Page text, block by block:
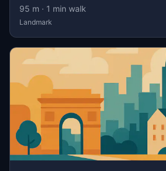
95 m · 1 min walk
Landmark